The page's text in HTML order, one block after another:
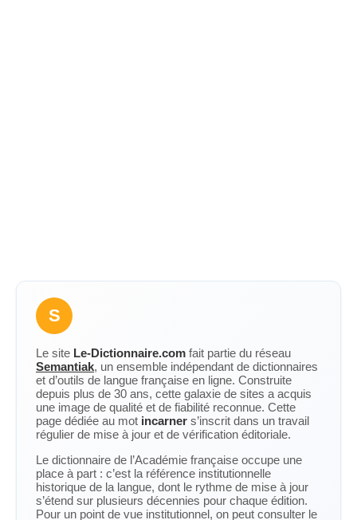
S
Le site Le-Dictionnaire.com fait partie du réseau
Semantiak, un ensemble indépendant de dictionnaires
et d’outils de langue française en ligne. Construite
depuis plus de 30 ans, cette galaxie de sites a acquis
une image de qualité et de fiabilité reconnue. Cette
page dédiée au mot incarner s’inscrit dans un travail
régulier de mise à jour et de vérification éditoriale.
Le dictionnaire de l’Académie française occupe une
place à part : c’est la référence institutionnelle
historique de la langue, dont le rythme de mise à jour
s’étend sur plusieurs décennies pour chaque édition.
Pour un point de vue institutionnel, on peut consulter le